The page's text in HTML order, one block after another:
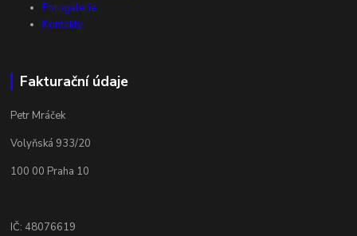
Fotogalerie
Kontakty
Fakturační údaje
Petr Mráček
Volyňská 933/20
100 00 Praha 10
IČ: 48076619